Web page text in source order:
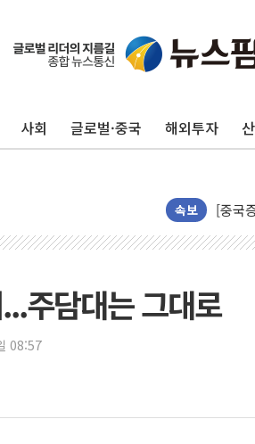
사회 글로벌·중국 해외투자
속보
"중국
[중국
[일본
[마
개인
지적
코인
고객
파주
주담대는 그대로
08:57